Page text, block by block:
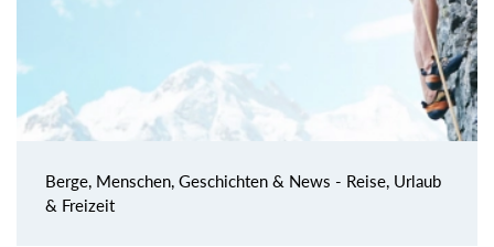
Berge, Menschen, Geschichten & News - Reise, Urlaub
& Freizeit